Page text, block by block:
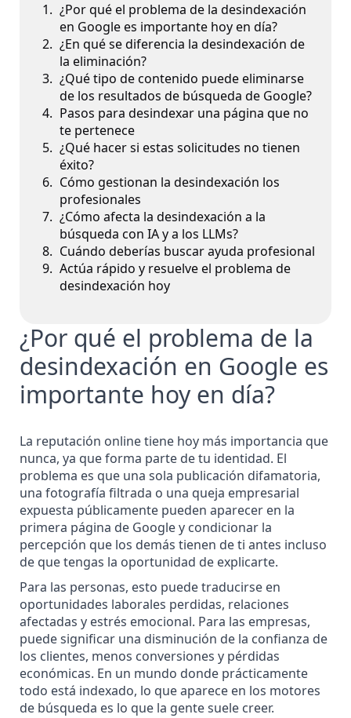
¿Por qué el problema de la desindexación
en Google es importante hoy en día?
¿En qué se diferencia la desindexación de
la eliminación?
¿Qué tipo de contenido puede eliminarse
de los resultados de búsqueda de Google?
Pasos para desindexar una página que no
te pertenece
¿Qué hacer si estas solicitudes no tienen
éxito?
Cómo gestionan la desindexación los
profesionales
¿Cómo afecta la desindexación a la
búsqueda con IA y a los LLMs?
Cuándo deberías buscar ayuda profesional
Actúa rápido y resuelve el problema de
desindexación hoy
¿Por qué el problema de la
desindexación en Google es
importante hoy en día?
La reputación online tiene hoy más importancia que
nunca, ya queforma parte de tu identidad. El
problema es que una sola publicación difamatoria,
una fotografía filtrada o una queja empresarial
expuesta públicamente pueden aparecer en la
primera página de Google y condicionar la
percepción que los demás tienen de ti antes incluso
de que tengas la oportunidad de explicarte.
Para las personas, esto puede traducirse en
oportunidades laborales perdidas, relaciones
afectadas y estrés emocional. Para las empresas,
puede significar una disminución de la confianza de
los clientes, menos conversiones y pérdidas
económicas. En un mundo donde prácticamente
todo está indexado, lo que aparece en los motores
de búsqueda es lo que la gente suele creer.